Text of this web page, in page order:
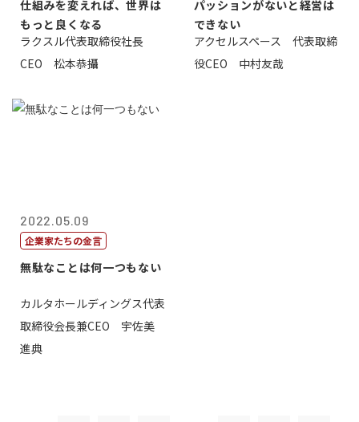
仕組みを変えれば、世界は
もっと良くなる
ラクスル代表取締役社長
CEO 松本恭攝
パッションがないと経営は
できない
アクセルスペース 代表取締
役CEO 中村友哉
2022.05.09
企業家たちの金言
無駄なことは何一つもない
カルタホールディングス代表
取締役会長兼CEO 宇佐美
進典